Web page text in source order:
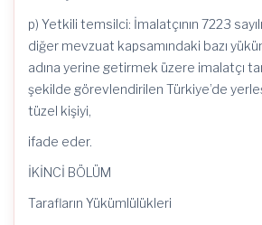
p) Yetkili temsilci: İmalatçının 7223
diğer mevzuat kapsamındaki bazı
adına yerine getirmek üzere imalatçı
şekilde görevlendirilen Türkiye’de
tüzel kişiyi,
ifade eder.
İKİNCİ BÖLÜM
Tarafların Yükümlülükleri